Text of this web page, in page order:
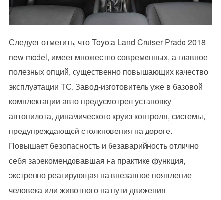
Следует отметить, что Toyota Land Cruiser Prado 2018
new model, имеет множество современных, а главное
полезных опций, существенно повышающих качество
эксплуатации ТС. Завод-изготовитель уже в базовой
комплектации авто предусмотрел установку
автопилота, динамического круиз контроля, системы,
предупреждающей столкновения на дороге.
Повышает безопасность и безаварийность отлично
себя зарекомендовавшая на практике функция,
экстренно реагирующая на внезапное появление
человека или животного на пути движения